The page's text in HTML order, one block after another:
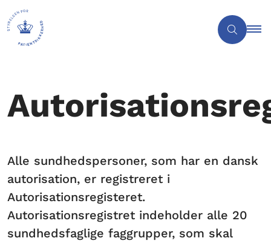
Alle sundhedspersoner, som har en dansk
autorisation, er registreret i
Autorisationsregisteret.
Autorisationsregistret indeholder alle 20
sundhedsfaglige faggrupper, som skal